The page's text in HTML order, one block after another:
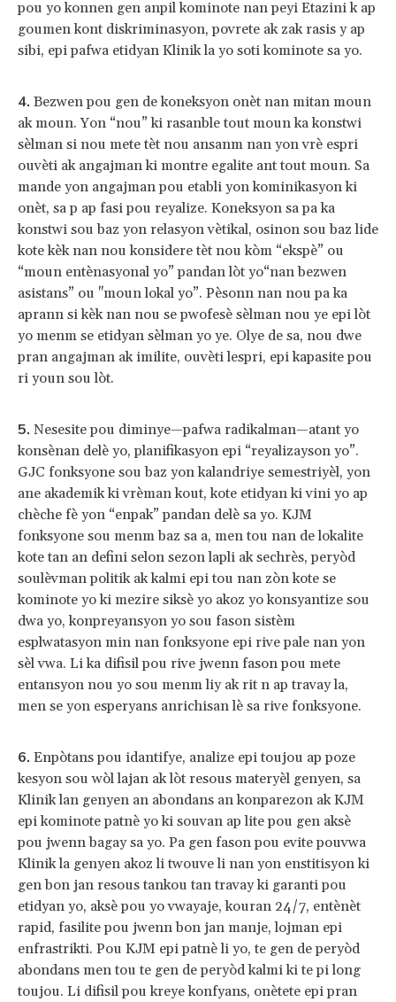
pou yo konnen gen anpil kominote nan peyi Etazini k ap
goumen kont diskriminasyon, povrete ak zak rasis y ap
sibi, epi pafwa etidyan Klinik la yo soti kominote sa yo.
Bezwen pou gen de koneksyon onèt nan mitan moun
ak moun. Yon “nou” ki rasanble tout moun ka konstwi
sèlman si nou mete tèt nou ansanm nan yon vrè espri
ouvèti ak angajman ki montre egalite ant tout moun. Sa
mande yon angajman pou etabli yon kominikasyon ki
onèt, sa p ap fasi pou reyalize. Koneksyon sa pa ka
konstwi sou baz yon relasyon vètikal, osinon sou baz lide
kote kèk nan nou konsidere tèt nou kòm “ekspè” ou
“moun entènasyonal yo” pandan lòt yo“nan bezwen
asistans” ou "moun lokal yo”. Pèsonn nan nou pa ka
aprann si kèk nan nou se pwofesè sèlman nou ye epi lòt
yo menm se etidyan sèlman yo ye. Olye de sa, nou dwe
pran angajman ak imilite, ouvèti lespri, epi kapasite pou
ri youn sou lòt.
Nesesite pou diminye—pafwa radikalman—atant yo
konsènan delè yo, planifikasyon epi “reyalizayson yo”.
GJC fonksyone sou baz yon kalandriye semestriyèl, yon
ane akademik ki vrèman kout, kote etidyan ki vini yo ap
chèche fè yon “enpak” pandan delè sa yo. KJM
fonksyone sou menm baz sa a, men tou nan de lokalite
kote tan an defini selon sezon lapli ak sechrès, peryòd
soulèvman politik ak kalmi epi tou nan zòn kote se
kominote yo ki mezire siksè yo akoz yo konsyantize sou
dwa yo, konpreyansyon yo sou fason sistèm
esplwatasyon min nan fonksyone epi rive pale nan yon
sèl vwa. Li ka difisil pou rive jwenn fason pou mete
entansyon nou yo sou menm liy ak rit n ap travay la,
men se yon esperyans anrichisan lè sa rive fonksyone.
Enpòtans pou idantifye, analize epi toujou ap poze
kesyon sou wòl lajan ak lòt resous materyèl genyen, sa
Klinik lan genyen an abondans an konparezon ak KJM
epi kominote patnè yo ki souvan ap lite pou gen aksè
pou jwenn bagay sa yo. Pa gen fason pou evite pouvwa
Klinik la genyen akoz li twouve li nan yon enstitisyon ki
gen bon jan resous tankou tan travay ki garanti pou
etidyan yo, aksè pou yo vwayaje, kouran 24/7, entènèt
rapid, fasilite pou jwenn bon jan manje, lojman epi
enfrastrikti. Pou KJM epi patnè li yo, te gen de peryòd
abondans men tou te gen de peryòd kalmi ki te pi long
toujou. Li difisil pou kreye konfyans, onètete epi pran